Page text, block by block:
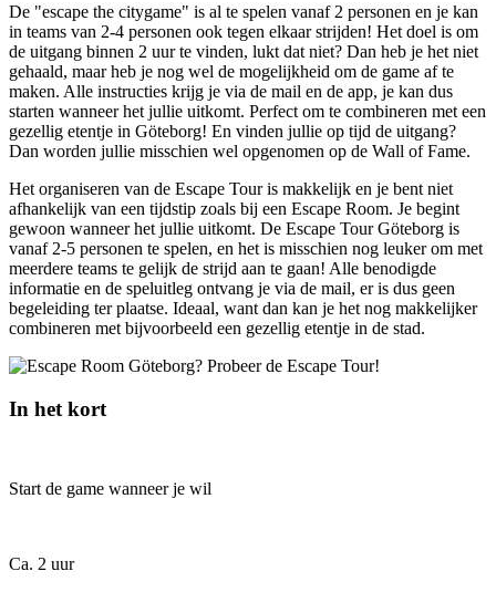
De "escape the citygame" is al te spelen vanaf 2 personen en je kan
in teams van 2-4 personen ook tegen elkaar strijden! Het doel is om
de uitgang binnen 2 uur te vinden, lukt dat niet? Dan heb je het niet
gehaald, maar heb je nog wel de mogelijkheid om de game af te
maken. Alle instructies krijg je via de mail en de app, je kan dus
starten wanneer het jullie uitkomt. Perfect om te combineren met een
gezellig etentje in Göteborg! En vinden jullie op tijd de uitgang?
Dan worden jullie misschien wel opgenomen op de Wall of Fame.
Het organiseren van de Escape Tour is makkelijk en je bent niet
afhankelijk van een tijdstip zoals bij een Escape Room. Je begint
gewoon wanneer het jullie uitkomt. De Escape Tour Göteborg is
vanaf 2-5 personen te spelen, en het is misschien nog leuker om met
meerdere teams te gelijk de strijd aan te gaan! Alle benodigde
informatie en de speluitleg ontvang je via de mail, er is dus geen
begeleiding ter plaatse. Ideaal, want dan kan je het nog makkelijker
combineren met bijvoorbeeld een gezellig etentje in de stad.
In het kort
Start de game wanneer je wil
Ca. 2 uur